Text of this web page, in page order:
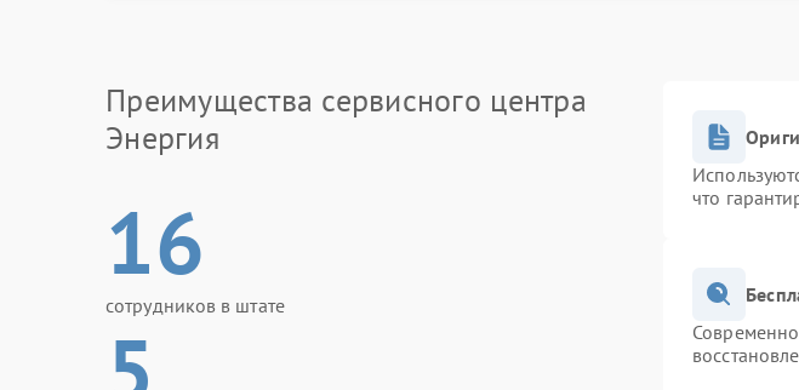
Преимущества сервисного центра
Энергия
16
сотрудников в штате
что